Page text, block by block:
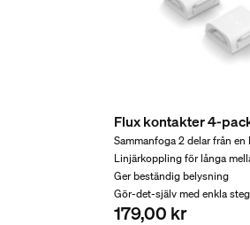
Nettovikt
0,21 kg
Bruttovikt
0,25 kg
Höjd
Flux kontakter 4-
Sammanfoga 2 delar från
Linjärkoppling för långa
Ger beständig belysning
Gör-det-själv med enkla steg
179,00 kr